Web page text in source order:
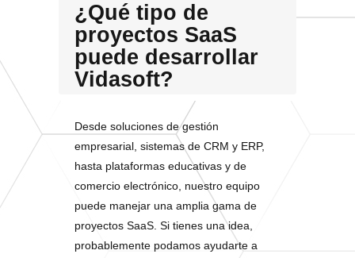
¿Qué tipo de
proyectos SaaS
puede desarrollar
Vidasoft?
Desde soluciones de gestión
empresarial, sistemas de CRM y ERP,
hasta plataformas educativas y de
comercio electrónico, nuestro equipo
puede manejar una amplia gama de
proyectos SaaS. Si tienes una idea,
probablemente podamos ayudarte a